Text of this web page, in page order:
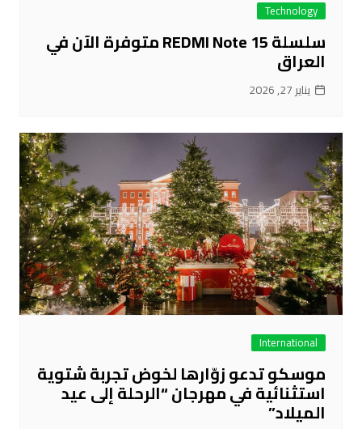
Technology
سلسلة REDMI Note 15 متوفرة الآن في
العراق
يناير 27, 2026
International
موسكو تدعو زوّارها لخوض تجربة شتوية
استثنائية في مهرجان “الرحلة إلى عيد
الميلاد”